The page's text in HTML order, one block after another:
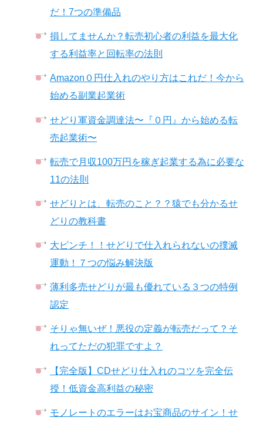
だ！7つの準備品
損してませんか？転売初心者の利益を最大化
する利益率と回転率の法則
Amazon０円仕入れのやり方はこれだ！今から
始める副業起業術
せどり軍資金調達法〜『０円』から始める転
売起業術〜
転売で月収100万円を稼ぎ起業する為に必要な
11の法則
せどりとは、転売のこと？？猿でも分かるせ
どりの教科書
大ピンチ！！せどりで仕入れられないの撲滅
運動！７つの悩み解決版
薄利多売せどりが最も優れている３つの特例
認定
そりゃ無いぜ！悪役の定義が転売だって？そ
れってただの犯罪ですよ？
【完全版】CDせどり仕入れのコツを完全伝
授！低資金高利益の秘密
モノレートのエラーはお宝商品のサイン！せ